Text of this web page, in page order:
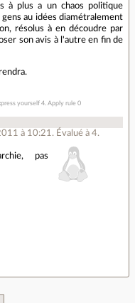
à plus a un chaos politique
au idées diamétralement
résolus à en découdre par
son avis à l'autre en fin de
yourself 4. Apply rule 0
à 10:21 . Évalué à4.
pas